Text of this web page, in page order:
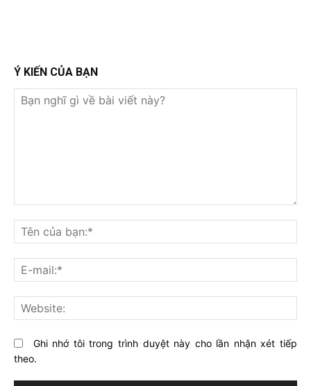
Ý KIẾN CỦA BẠN
nghĩ
gì
về
bài
viết
này?
Ghi nhớ tôi trong trình duyệt này cho lần nhận xét tiếp
theo.